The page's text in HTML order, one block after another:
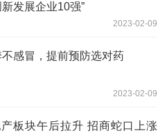
发展企业10强”
2023-02-09
感冒，提前预防选对药
2023-02-09
板块午后拉升 招商蛇口上涨